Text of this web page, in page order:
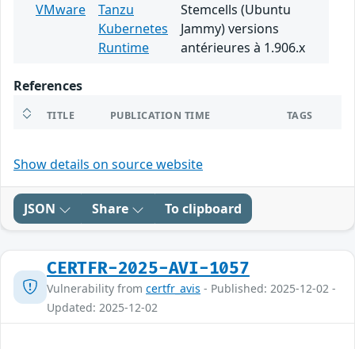
VMware
Tanzu
Kubernetes
Runtime
Stemcells (Ubuntu
Jammy) versions
antérieures à 1.906.x
References
TITLE PUBLICATION TIME TAGS
Show details on source website
JSON Share To clipboard
CERTFR-2025-AVI-1057
Vulnerability from certfr_avis - Published: 2025-12-02 -
Updated: 2025-12-02